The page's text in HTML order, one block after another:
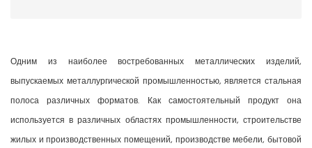
Одним из наиболее востребованных металлических изделий,
выпускаемых металлургической промышленностью, является стальная
полоса различных форматов. Как самостоятельный продукт она
используется в различных областях промышленности, строительстве
жилых и производственных помещений, производстве мебели, бытовой